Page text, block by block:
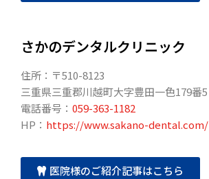
さかのデンタルクリニック
住所：〒510-8123
三重県三重郡川越町大字豊田一色179番5
電話番号： 059-363-1182
HP： https://www.sakano-dental.com/
医院様のご紹介記事はこちら